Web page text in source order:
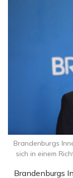
Brandenburgs
Brandenburgs
sich in einem